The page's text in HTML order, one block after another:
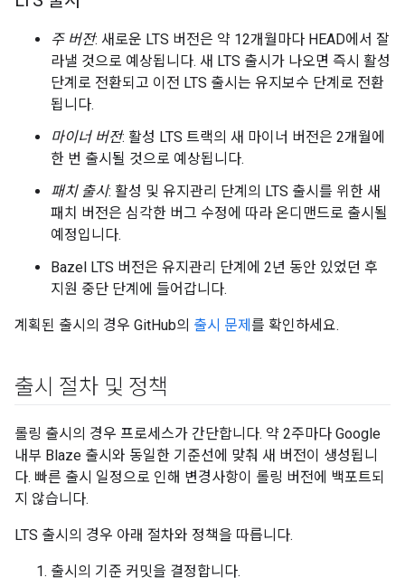
주 버전: 새로운 LTS 버전은 약 12개월마다 HEAD에서 잘
라낼 것으로 예상됩니다. 새 LTS 출시가 나오면 즉시 활성
단계로 전환되고 이전 LTS 출시는 유지보수 단계로 전환
됩니다.
마이너 버전: 활성 LTS 트랙의 새 마이너 버전은 2개월에
한 번 출시될 것으로 예상됩니다.
패치 출시: 활성 및 유지관리 단계의 LTS 출시를 위한 새
패치 버전은 심각한 버그 수정에 따라 온디맨드로 출시될
예정입니다.
Bazel LTS 버전은 유지관리 단계에 2년 동안 있었던 후
지원 중단 단계에 들어갑니다.
계획된 출시의 경우 GitHub의 출시 문제 를 확인하세요.
출시 절차 및 정책
롤링 출시의 경우 프로세스가 간단합니다. 약 2주마다 Google
내부 Blaze 출시와 동일한 기준선에 맞춰 새 버전이 생성됩니
다. 빠른 출시 일정으로 인해 변경사항이 롤링 버전에 백포트되
지 않습니다.
LTS 출시의 경우 아래 절차와 정책을 따릅니다.
출시의 기준 커밋을 결정합니다.